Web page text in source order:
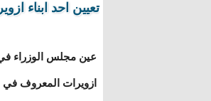
تعيين احد ابناء
عين مجلس الوزراء في
ازويرات المعروف في